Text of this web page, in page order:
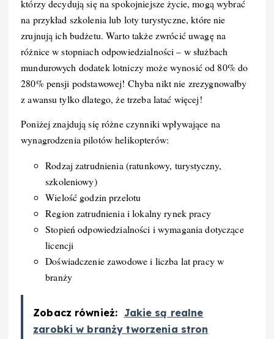
którzy decydują się na spokojniejsze życie, mogą wybrać
na przykład szkolenia lub loty turystyczne, które nie
zrujnują ich budżetu. Warto także zwrócić uwagę na
różnice w stopniach odpowiedzialności – w służbach
mundurowych dodatek lotniczy może wynosić od 80% do
280% pensji podstawowej! Chyba nikt nie zrezygnowałby
z awansu tylko dlatego, że trzeba latać więcej!
Poniżej znajdują się różne czynniki wpływające na
wynagrodzenia pilotów helikopterów:
Rodzaj zatrudnienia (ratunkowy, turystyczny,
szkoleniowy)
Wielość godzin przelotu
Region zatrudnienia i lokalny rynek pracy
Stopień odpowiedzialności i wymagania dotyczące
licencji
Doświadczenie zawodowe i liczba lat pracy w
branży
Zobacz również: Jakie są realne
zarobki w branży tworzenia stron